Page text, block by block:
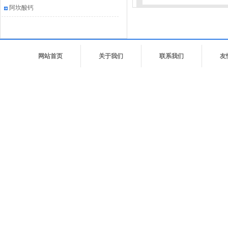
阿坎酸钙
网站首页 关于我们 联系我们 友